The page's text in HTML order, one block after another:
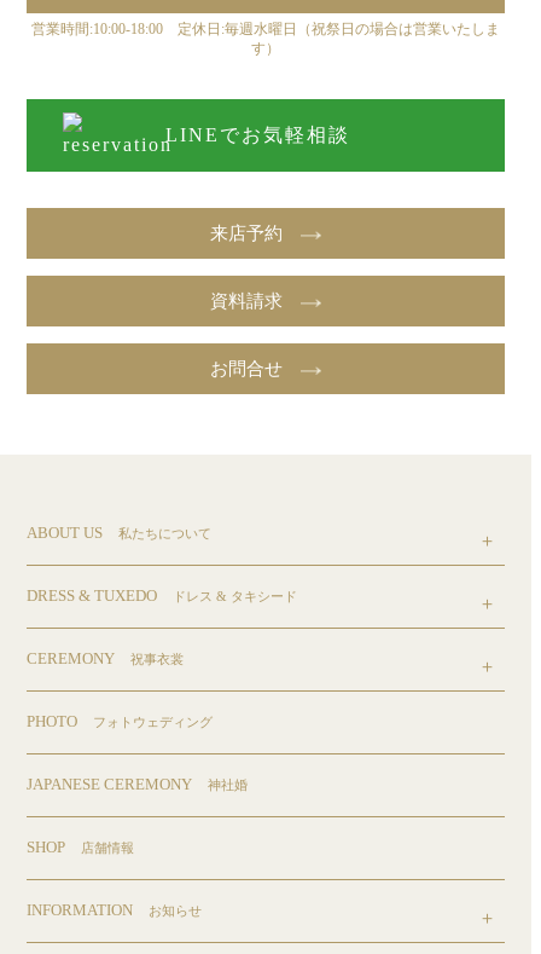
営業時間:10:00-18:00 定休日:毎週水曜日（祝祭日の場合は営業いたしま
す）
LINEでお気軽相談
来店予約
資料請求
お問合せ
ABOUT US 私たちについて
DRESS & TUXEDO ドレス & タキシード
CEREMONY 祝事衣裳
PHOTO フォトウェディング
JAPANESE CEREMONY 神社婚
SHOP 店舗情報
INFORMATION お知らせ